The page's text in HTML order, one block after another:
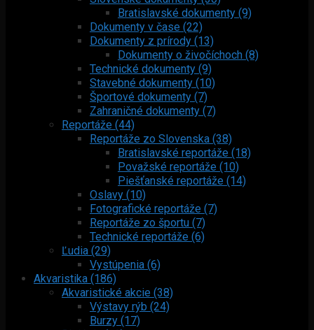
Bratislavské dokumenty (9)
Dokumenty v čase (22)
Dokumenty z prírody (13)
Dokumenty o živočíchoch (8)
Technické dokumenty (9)
Stavebné dokumenty (10)
Športové dokumenty (7)
Zahraničné dokumenty (7)
Reportáže (44)
Reportáže zo Slovenska (38)
Bratislavské reportáže (18)
Považské reportáže (10)
Piešťanské reportáže (14)
Oslavy (10)
Fotografické reportáže (7)
Reportáže zo športu (7)
Technické reportáže (6)
Ľudia (29)
Vystúpenia (6)
Akvaristika (186)
Akvaristické akcie (38)
Výstavy rýb (24)
Burzy (17)